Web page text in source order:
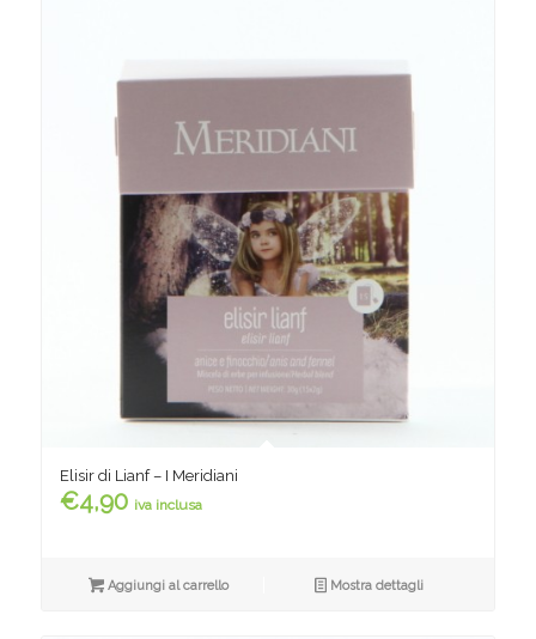
Elisir di Lianf – I Meridiani
€4,90 iva inclusa
Aggiungi al carrello Mostra dettagli